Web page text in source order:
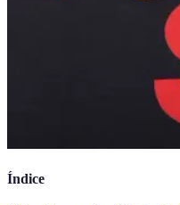
Índice